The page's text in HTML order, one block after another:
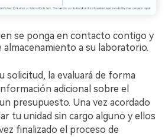
se ponga en contacto contigo y
almacenamiento a su laboratorio.
solicitud, la evaluará de forma
adicional sobre el
presupuesto. Una vez acordado
tu unidad sin cargo alguno y ellos
finalizado el proceso de